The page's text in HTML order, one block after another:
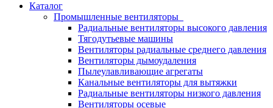
Каталог
Промышленные вентиляторы
Радиальные вентиляторы высокого давления
Тягодутьевые машины
Вентиляторы радиальные среднего давления
Вентиляторы дымоудаления
Пылеулавливающие агрегаты
Канальные вентиляторы для вытяжки
Радиальные вентиляторы низкого давления
Вентиляторы осевые